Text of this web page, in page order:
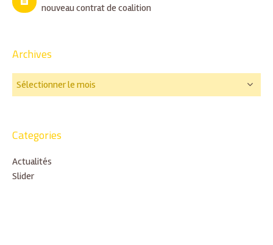
nouveau contrat de coalition
Archives
Categories
Actualités
Slider